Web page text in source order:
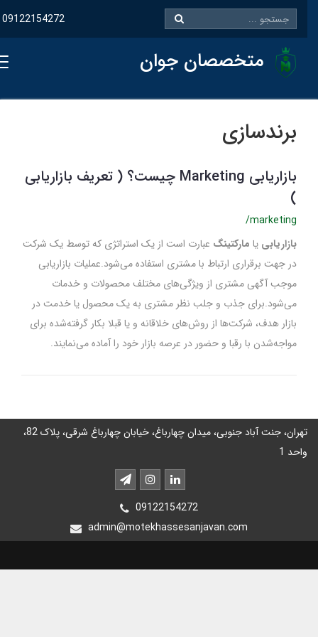
09122154272
متخصصان جوان
برندسازی
بازاریابی Marketing چیست؟ ( تعریف بازاریابی
/marketing
بازاریابییا مارکتینگعبارت است از یک استراتژی که توسط یک شرکت
در جهت برقراری ارتباط با مشتری استفاده می‌شود.عملیات بازاریابی
موجب آگهی مشتری از ویژگی‌های مختلف محصولات و خدمات
می‌شود.برای جذب و جلب نظر مشتری به یک محصول یا خدمت در
بازار هدف، شرکت‌ها از روش‌های خلاقانه و یا قبلا بکار گرفته‌شده برای
مواجه‌شدن با رقبا و حضور در عرصه بازار خود را آماده می‌نمایند.
تهران، جنت آباد جنوبی، میدان چهارباغ، خیابان چهارباغ شرقی، پلاک 82،
واحد 1
09122154272
admin@motekhassesanjavan.com